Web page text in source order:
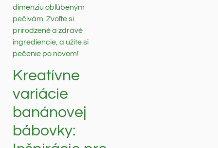
dimenziu obľúbeným
pečivám. Zvoľte si
prirodzené a zdravé
ingrediencie, a užite si
pečenie po novom!
Kreatívne
variácie
banánovej
bábovky: